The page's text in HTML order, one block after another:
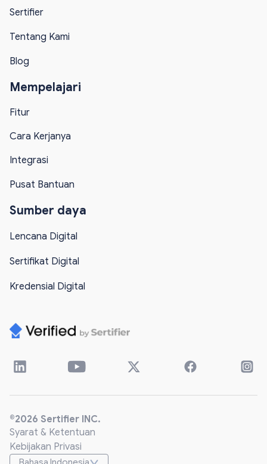
Sertifier
Tentang Kami
Blog
Mempelajari
Fitur
Cara Kerjanya
Integrasi
Pusat Bantuan
Sumber daya
Lencana Digital
Sertifikat Digital
Kredensial Digital
®2026 Sertifier INC.
Syarat & Ketentuan
Kebijakan Privasi